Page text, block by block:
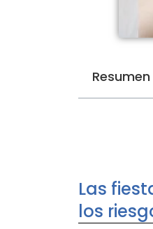
Las
los